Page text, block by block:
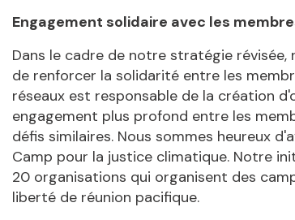
Engagement solidaire avec les
Dans le cadre de notre stratégie
de renforcer la solidarité entre les
réseaux est responsable de la création
engagement plus profond entre les
défis similaires. Nous sommes heureux
Camp pour la justice climatique. Notre
20 organisations qui organisent des
liberté de réunion pacifique.